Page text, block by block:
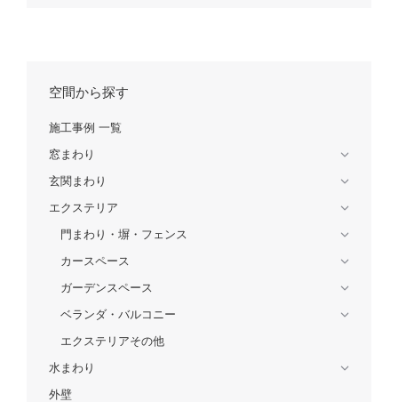
空間から探す
施工事例 一覧
窓まわり
玄関まわり
エクステリア
門まわり・塀・フェンス
カースペース
ガーデンスペース
ベランダ・バルコニー
エクステリアその他
水まわり
外壁